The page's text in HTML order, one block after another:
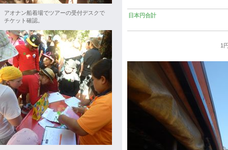
日本円合計
1
アオナン船着場でツアーの受付デスクで
チケット確認。